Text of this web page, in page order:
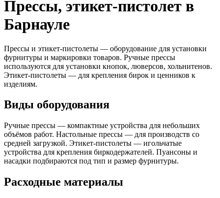
Прессы, этикет-пистолет в
Барнауле
Прессы и этикет-пистолеты — оборудование для установки
фурнитуры и маркировки товаров. Ручные прессы
используются для установки кнопок, люверсов, хольнитенов.
Этикет-пистолеты — для крепления бирок и ценников к
изделиям.
Виды оборудования
Ручные прессы — компактные устройства для небольших
объёмов работ. Настольные прессы — для производств со
средней загрузкой. Этикет-пистолеты — игольчатые
устройства для крепления биркодержателей. Пуансоны и
насадки подбираются под тип и размер фурнитуры.
Расходные материалы